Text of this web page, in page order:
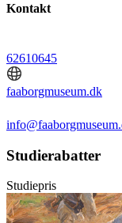
Kontakt
62610645
faaborgmuseum.dk
Studierabatter
Studiepris